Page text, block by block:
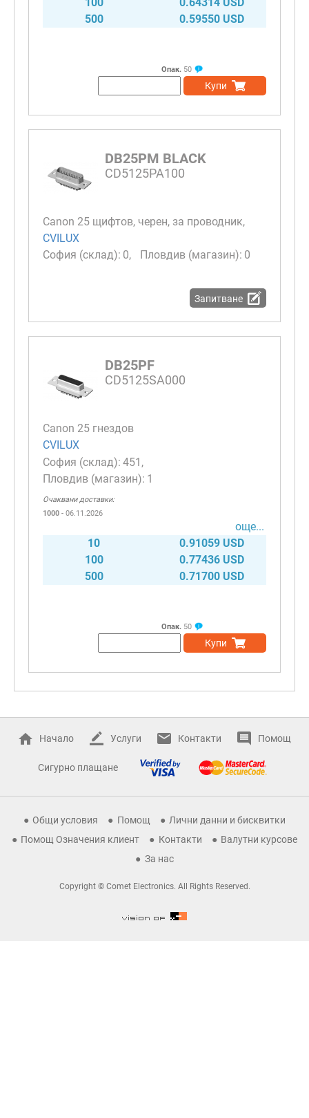
500
0.59550 USD
Опак. 50
Купи
DB25PM BLACK
CD5125PA100
Canon 25 щифтов, черен, за проводник,
CVILUX
0
0
Запитване
DB25PF
CD5125SA000
Canon 25 гнездов
CVILUX
451
1
Очаквани доставки:
1000 - 06.11.2026
още...
10
0.91059 USD
100
0.77436 USD
500
0.71700 USD
Опак. 50
Купи
Начало Услуги Контакти Помощ
Сигурно плащане
Общи условия Помощ
Лични данни и бисквитки
Помощ Означения клиент
Контакти
Валутни курсове
За нас
Copyright © Comet Electronics. All Rights Reserved.